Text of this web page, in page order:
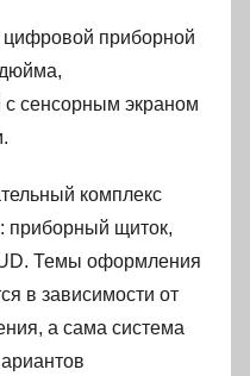
цифровой приборной
с сенсорным экраном
комплекс
приборный щиток,
Темы оформления
в зависимости от
а сама система